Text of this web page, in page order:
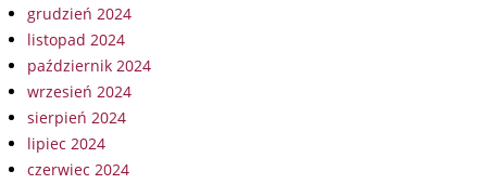
grudzień 2024
listopad 2024
październik 2024
wrzesień 2024
sierpień 2024
lipiec 2024
czerwiec 2024